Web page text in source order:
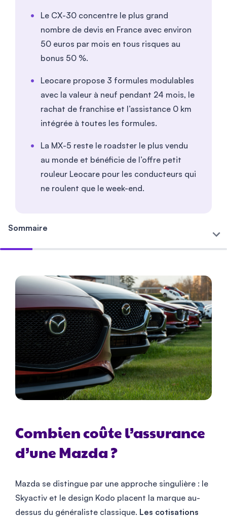
Le CX-30 concentre le plus grand
nombre de devis en France avec environ
50 euros par mois en tous risques au
bonus 50 %.
Leocare propose 3 formules modulables
avec la valeur à neuf pendant 24 mois, le
rachat de franchise et l’assistance 0 km
intégrée à toutes les formules.
La MX-5 reste le roadster le plus vendu
au monde et bénéficie de l’offre petit
rouleur Leocare pour les conducteurs qui
ne roulent que le week-end.
Sommaire
Combien coûte l’assurance
d’une Mazda ?
Mazda se distingue par une approche singulière : le
Skyactiv et le design Kodo placent la marque au-
dessus du généraliste classique. Les cotisations